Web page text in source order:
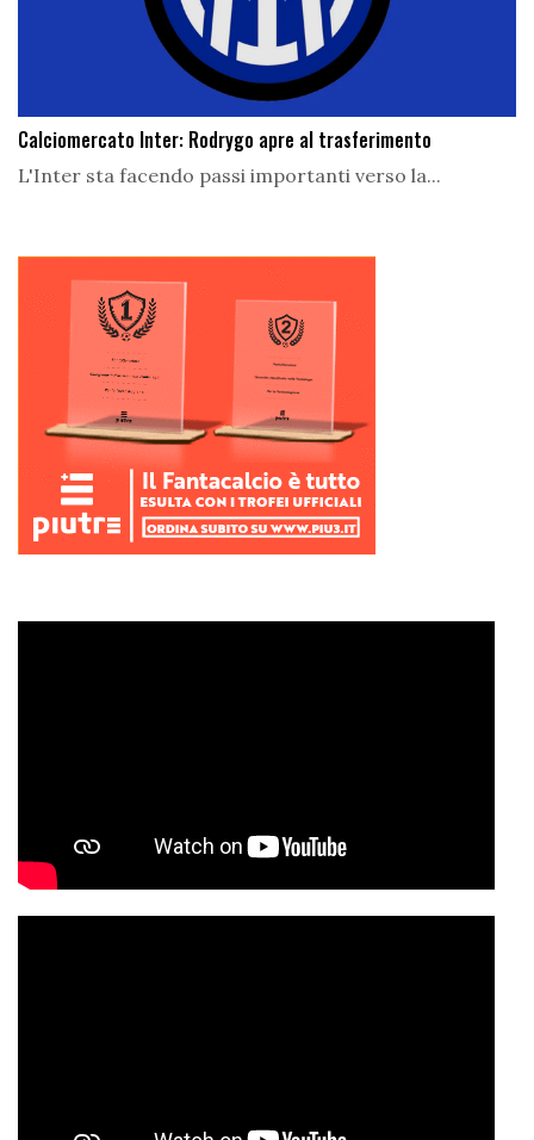
Calciomercato Inter: Rodrygo apre al trasferimento
L'Inter sta facendo passi importanti verso la...